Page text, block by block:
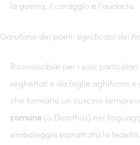
la guerra, il coraggio e l’audacia.
Garofano dei poeti: significato dei
Riconoscibile per i suoi
seghettati e da foglie aghiformi
che formano un cuscino
comune (o Dianthus) nel
simboleggia soprattutto la